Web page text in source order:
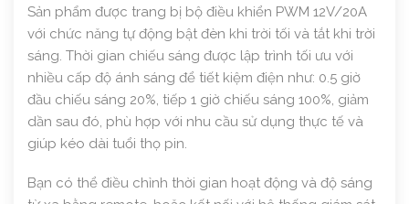
Sản phẩm được trang bị bộ điều khiển PWM 12V/20A
với chức năng tự động bật đèn khi trời tối và tắt khi trời
sáng. Thời gian chiếu sáng được lập trình tối ưu với
nhiều cấp độ ánh sáng để tiết kiệm điện như: 0.5 giờ
đầu chiếu sáng 20%, tiếp 1 giờ chiếu sáng 100%, giảm
dần sau đó, phù hợp với nhu cầu sử dụng thực tế và
giúp kéo dài tuổi thọ pin.
Bạn có thể điều chỉnh thời gian hoạt động và độ sáng